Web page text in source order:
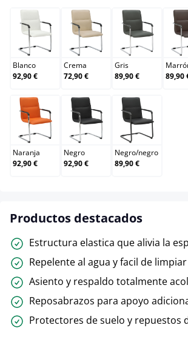
Blanco
Blanco
92,90 €
Crema
Crema
72,90 €
Gris
Gris
89,90 €
89,90
Naranja
Naranja
92,90 €
Negro
Negro
92,90 €
Negro/negro
Negro/negro
89,90 €
Productos destacados
Estructura elastica que alivia la
Repelente al agua y facil de limpiar
Asiento y respaldo totalmente
Reposabrazos para apoyo
Protectores de suelo y repuestos